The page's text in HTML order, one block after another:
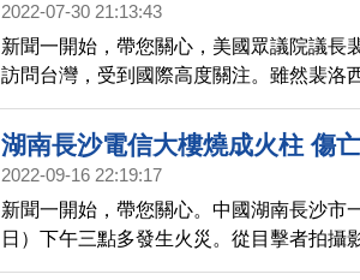
2022-07-30 21:13:43
新聞一開始，帶您關心，美國眾議院議長
訪問台灣，受到國際高度關注。雖然裴洛
但美國媒體《華盛頓郵報》報導，外交消
台灣。
湖南長沙電信大樓燒成火柱 傷
2022-09-16 22:19:17
新聞一開始，帶您關心。中國湖南長沙市
日）下午三點多發生火災。從目擊者拍攝
入火海，不斷冒出黑煙，火光沖天；多位